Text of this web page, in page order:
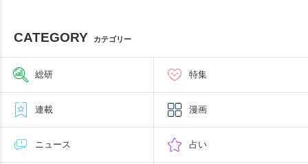
CATEGORY カテゴリー
総研 特集
連載 漫画
ニュース 占い